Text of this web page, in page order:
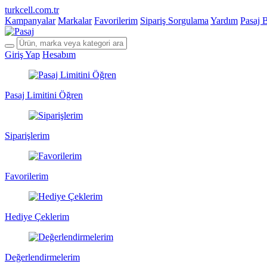
turkcell.com.tr
Kampanyalar Markalar Favorilerim Sipariş Sorgulama Yardım Pasaj
Giriş Yap Hesabım
Pasaj Limitini Öğren
Siparişlerim
Favorilerim
Hediye Çeklerim
Değerlendirmelerim